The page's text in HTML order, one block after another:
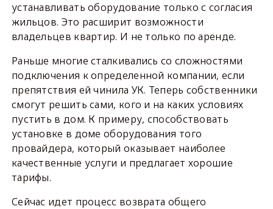
устанавливать оборудование только с согласия
жильцов. Это расширит возможности
владельцев квартир. И не только по аренде.
Раньше многие сталкивались со сложностями
подключения к определенной компании, если
препятствия ей чинила УК. Теперь собственники
смогут решить сами, кого и на каких условиях
пустить в дом. К примеру, способствовать
установке в доме оборудования того
провайдера, который оказывает наиболее
качественные услуги и предлагает хорошие
тарифы.
Сейчас идет процесс возврата общего